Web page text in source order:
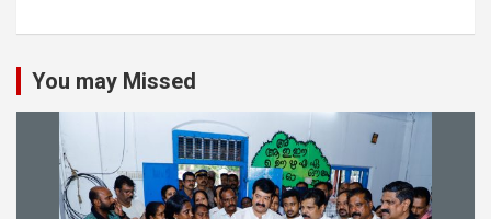
You may Missed